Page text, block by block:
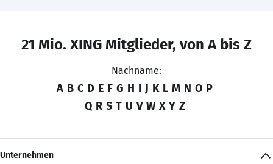
21 Mio. XING Mitglieder, von A bis Z
Nachname:
A B C D E F G H I J K L M N O P
Q R S T U V W X Y Z
Unternehmen